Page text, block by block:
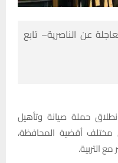
عن الناصرية– تابع
حملة صيانة وتأهيل
في مختلف أقضية المحافظة،
التربية.